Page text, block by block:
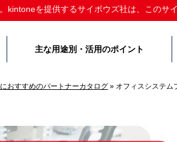
を提供するサイボウズ社は、このサ
主な用途別・活用のポイント
おすすめのパートナーカタログ » オフィスシステム